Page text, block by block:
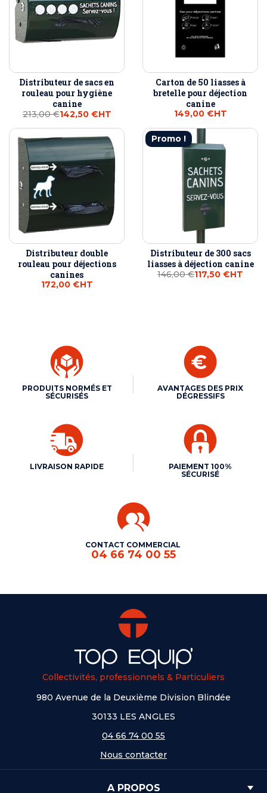
Distributeur de sacs en
rouleau pour hygiène
canine
213,00 €142,50 €HT
Carton de 50 liasses à
bretelle pour déjection
canine
149,00 €HT
Distributeur double
rouleau pour déjections
canines
172,00 €HT
Promo !
Distributeur de 300 sacs
liasses à déjection canine
146,00 €117,50 €HT
PRODUITS NORMÉS ET
SÉCURISÉS
AVANTAGES DES PRIX
DÉGRESSIFS
LIVRAISON RAPIDE
PAIEMENT 100%
SÉCURISÉ
CONTACT COMMERCIAL
04 66 74 00 55
Collectivités, professionnels & Particuliers
980 Avenue de la Deuxième Division Blindée
30133 LES ANGLES
04 66 74 00 55
Nous contacter
A PROPOS